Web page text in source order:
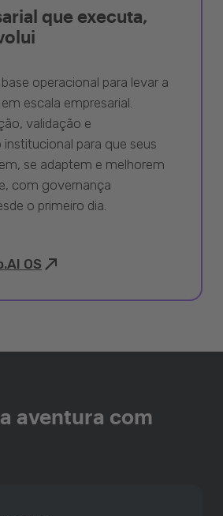
que executa,
base operacional para levar a
escala empresarial.
validação e
para que seus
se adaptem e melhorem
com governança
o primeiro dia.
OS
aventura com